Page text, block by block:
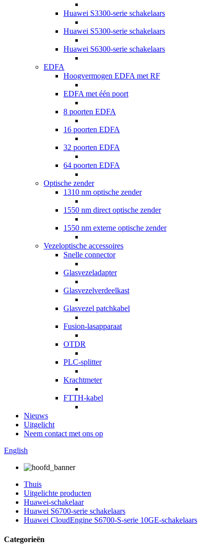
Huawei S3300-serie schakelaars
Huawei S5300-serie schakelaars
Huawei S6300-serie schakelaars
EDFA
Hoogvermogen EDFA met RF
EDFA met één poort
8 poorten EDFA
16 poorten EDFA
32 poorten EDFA
64 poorten EDFA
Optische zender
1310 nm optische zender
1550 nm direct optische zender
1550 nm externe optische zender
Vezeloptische accessoires
Snelle connector
Glasvezeladapter
Glasvezelverdeelkast
Glasvezel patchkabel
Fusion-lasapparaat
OTDR
PLC-splitter
Krachtmeter
FTTH-kabel
Nieuws
Uitgelicht
Neem contact met ons op
English
Thuis
Uitgelichte producten
Huawei-schakelaar
Huawei S6700-serie schakelaars
Huawei CloudEngine S6700-S-serie 10GE-schakelaars
Categorieën